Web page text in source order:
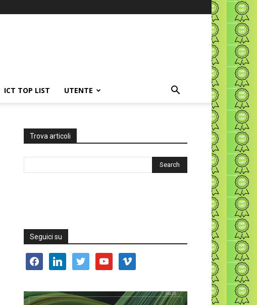
ICT TOP LIST UTENTE
Trova articoli
Seguici su
facebooklinkedin twitter youtube vimeo